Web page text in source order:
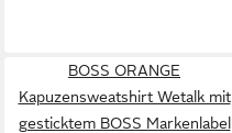
BOSS ORANGE
Kapuzensweatshirt Wetalk mit
gesticktem BOSS Markenlabel